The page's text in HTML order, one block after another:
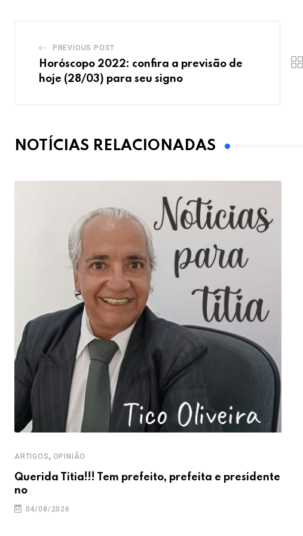
PREVIOUS POST
Horóscopo 2022: confira a previsão de
hoje (28/03) para seu signo
NOTÍCIAS RELACIONADAS
ARTIGOS, OPINIÃO
Querida Titia!!! Tem prefeito, prefeita e presidente
no
04/08/2026